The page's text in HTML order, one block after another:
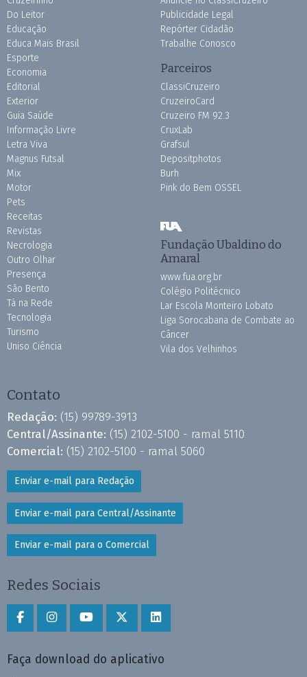
Do Leitor
Educação
Educa Mais Brasil
Esporte
Economia
Editorial
Exterior
Guia Saúde
Informação Livre
Letra Viva
Magnus Futsal
Mix
Motor
Pets
Receitas
Revistas
Necrologia
Outro Olhar
Presença
São Bento
Tá na Rede
Tecnologia
Turismo
Uniso Ciência
Publicidade Legal
Repórter Cidadão
Trabalhe Conosco
Parceiros
ClassiCruzeiro
CruzeiroCard
Cruzeiro FM 92.3
CruxLab
Grafsul
Depositphotos
Burh
Pink do Bem OSSEL
Fundação Ubaldino do
Amaral
www.fua.org.br
Colégio Politécnico
Lar Escola Monteiro Lobato
Liga Sorocabana de Combate ao
Câncer
Vila dos Velhinhos
Contato
Redação: (15) 99789-3913
Central/Assinante: (15) 2102-5100 - ramal 5110
Comercial: (15) 2102-5100 - ramal 5060
Enviar e-mail para Redação
Enviar e-mail para Central/Assinante
Enviar e-mail para o Comercial
Redes Sociais
Faça download do aplicativo